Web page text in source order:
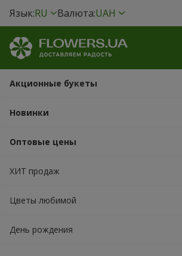
Язык:RU Валюта:UAH
Акционные букеты
Новинки
Оптовые цены
ХИТ продаж
Цветы любимой
День рождения